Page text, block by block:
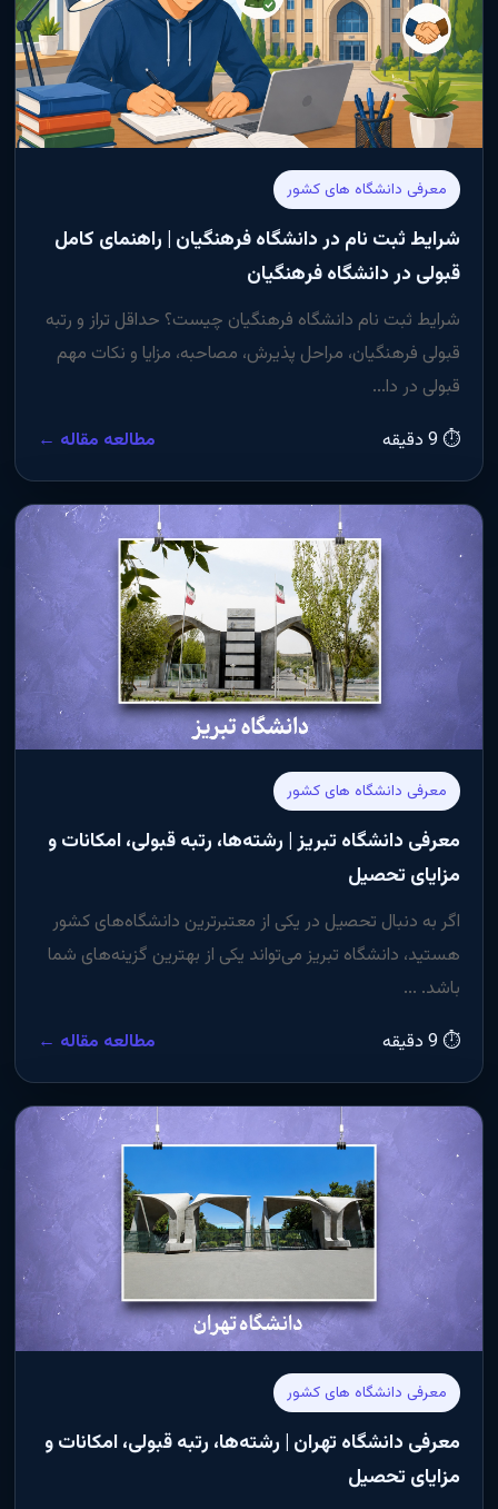
معرفی دانشگاه های کشور
شرایط ثبت نام در دانشگاه فرهنگیان | راهنمای کامل
قبولی در دانشگاه فرهنگیان
شرایط ثبت نام دانشگاه فرهنگیان چیست؟ حداقل تراز و رتبه
قبولی فرهنگیان، مراحل پذیرش، مصاحبه، مزایا و نکات مهم
قبولی در دا...
⏱ 9 دقیقه
مطالعه مقاله ←
معرفی دانشگاه های کشور
معرفی دانشگاه تبریز | رشته‌ها، رتبه قبولی، امکانات و
مزایای تحصیل
اگر به دنبال تحصیل در یکی از معتبرترین دانشگاه‌های کشور
هستید، دانشگاه تبریز می‌تواند یکی از بهترین گزینه‌های شما
باشد. ...
⏱ 9 دقیقه
مطالعه مقاله ←
معرفی دانشگاه های کشور
معرفی دانشگاه تهران | رشته‌ها، رتبه قبولی، امکانات و
مزایای تحصیل